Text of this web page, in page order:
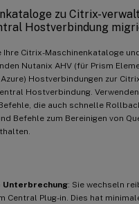
zu Citrix-
Hostverbindung
Ihre Citrix-Maschinenkataloge
Nutanix AHV (für Prism
Hostverbindungen zur
Hostverbindung.
die auch schnelle
Befehle zum Bereinigen von
Unterbrechung: Sie wechseln
Central Plug-in. Dies hat